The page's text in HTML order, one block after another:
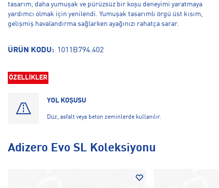
tasarım, daha yumuşak ve pürüzsüz bir koşu deneyimi yaratmaya
yardımcı olmak için yenilendi. Yumuşak tasarımlı örgü üst kısım,
gelişmiş havalandırma sağlarken ayağınızı rahatça sarar.
ÜRÜN KODU: 1011B794.402
ÖZELLİKLER
YOL KOŞUSU
Düz, asfalt veya beton zeminlerde kullanılır.
Adizero Evo SL Koleksiyonu